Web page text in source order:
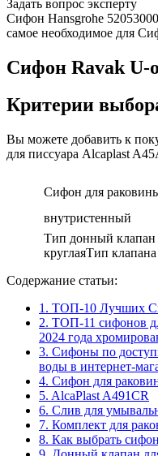
Задать вопрос эксперту
Сифон Hansgrohe
самое необходимое для
Сифон Ravak U-
Критерии
Вы можете добавить к
для писсуара Alcaplast
Сифон для
внутристенный
Тип донный клапан
круглаяТип
Содержание статьи:
1. ТОП-10 Лучших
2. ТОП-11 сифонов
2024 года
3. Сифоны по
воды в интернет-
4. Сифон для
5. AlcaPlast A491CR
6. Слив для
7. Комплект для
8. Как выбрать сифон